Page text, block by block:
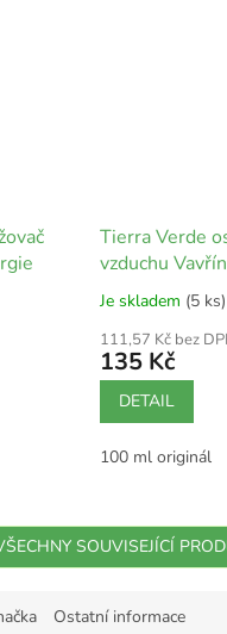
Tierra Verde
vzduchu
Je skladem (5 ks)
111,57 Kč bez
135 Kč
DETAIL
100 ml originál
SOUVISEJÍCÍ
Ostatní informace